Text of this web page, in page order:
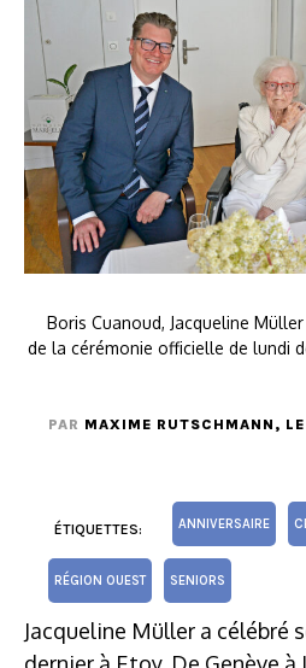
Boris Cuanoud, Jacqueline
de la cérémonie officielle de lundi
PAR MAXIME RUTSCHMANN ,
ÉTIQUETTES: ANNIVERSAIRE
RÉGION OUEST SENIORS
Jacqueline Müller a célébré